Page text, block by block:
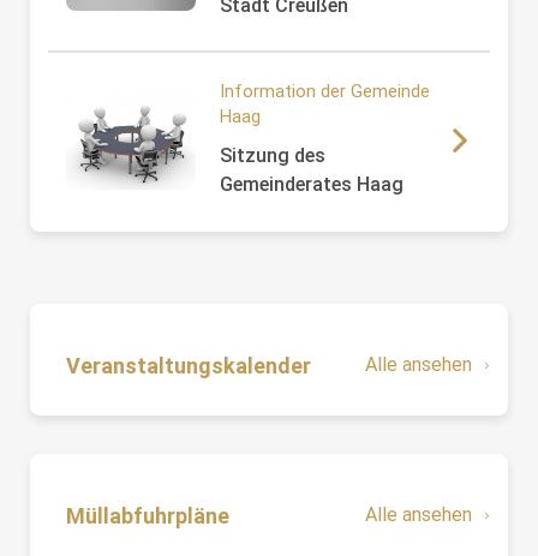
Stadt Creußen
Information der Gemeinde
Haag
Sitzung des
Gemeinderates Haag
Veranstaltungskalender Alle ansehen
Müllabfuhrpläne Alle ansehen